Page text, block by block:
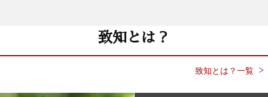
致知とは？
致知とは？一覧